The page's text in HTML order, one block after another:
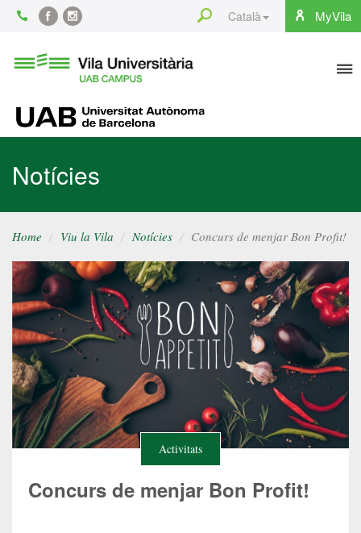
Content FacebookInstagram MyVila
Català
Search
Universitària
UAB
Notícies
Home Viu la Vila Notícies Concurs de menjar Bon Profit!
Activitats
Concurs de menjar Bon Profit!